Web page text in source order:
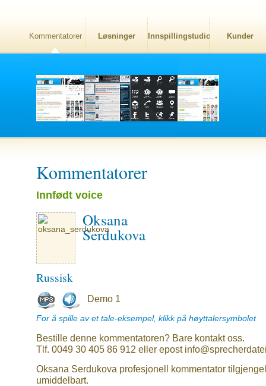
Kommentatorer Løsninger Innspillingstudio Kunder
Kommentatorer
Innfødt voice
Oksana
Serdukova
Russisk
Demo 1
For å spille av et tale-eksempel, klikk på høyttalersymbolet
Bestille denne kommentatoren? Bare kontakt oss.
Tlf. 0049 30 405 86 912 eller epost
Oksana Serdukova profesjonell kommentator
umiddelbart.